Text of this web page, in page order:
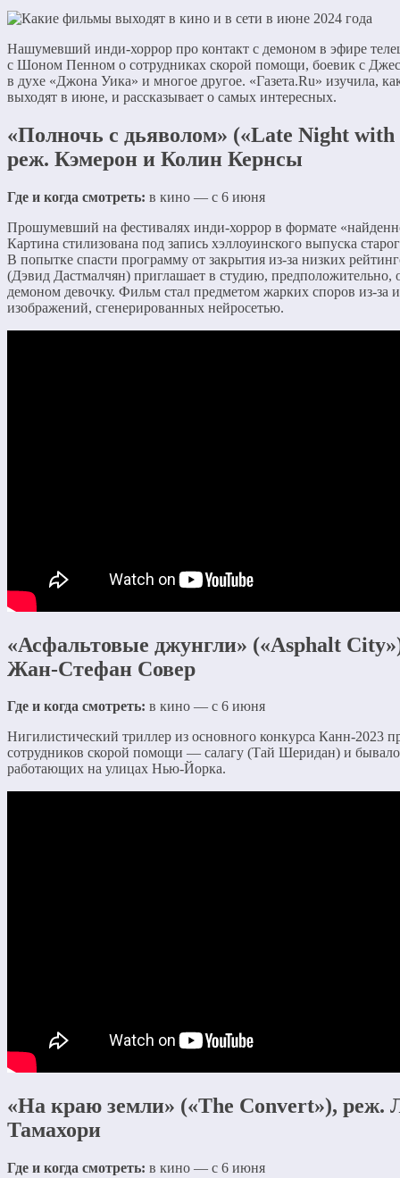
Нашумевший инди-хоррор про контакт с демоном в эфире
с Шоном Пенном о сотрудниках скорой помощи, боевик с
в духе «Джона Уика» и многое другое. «Газета.Ru» изучила,
выходят в июне, и рассказывает о самых интересных.
​​«Полночь с дьяволом» («Late Night with
реж. Кэмерон и Колин Кернсы
Где и когда смотреть: в кино — с 6 июня
Прошумевший на фестивалях инди-хоррор в формате
Картина стилизована под запись хэллоуинского выпуска
В попытке спасти программу от закрытия из-за низких
(Дэвид Дастмалчян) приглашает в студию,
демоном девочку. Фильм стал предметом жарких споров из-за
изображений, сгенерированных нейросетью.
«Асфальтовые джунгли» («Asphalt
Жан-Стефан Совер
Где и когда смотреть: в кино — с 6 июня
Нигилистический триллер из основного конкурса Канн-2023
сотрудников скорой помощи — салагу (Тай Шеридан) и
работающих на улицах Нью-Йорка.
«На краю земли» («The Convert»), реж.
Тамахори
Где и когда смотреть: в кино — с 6 июня